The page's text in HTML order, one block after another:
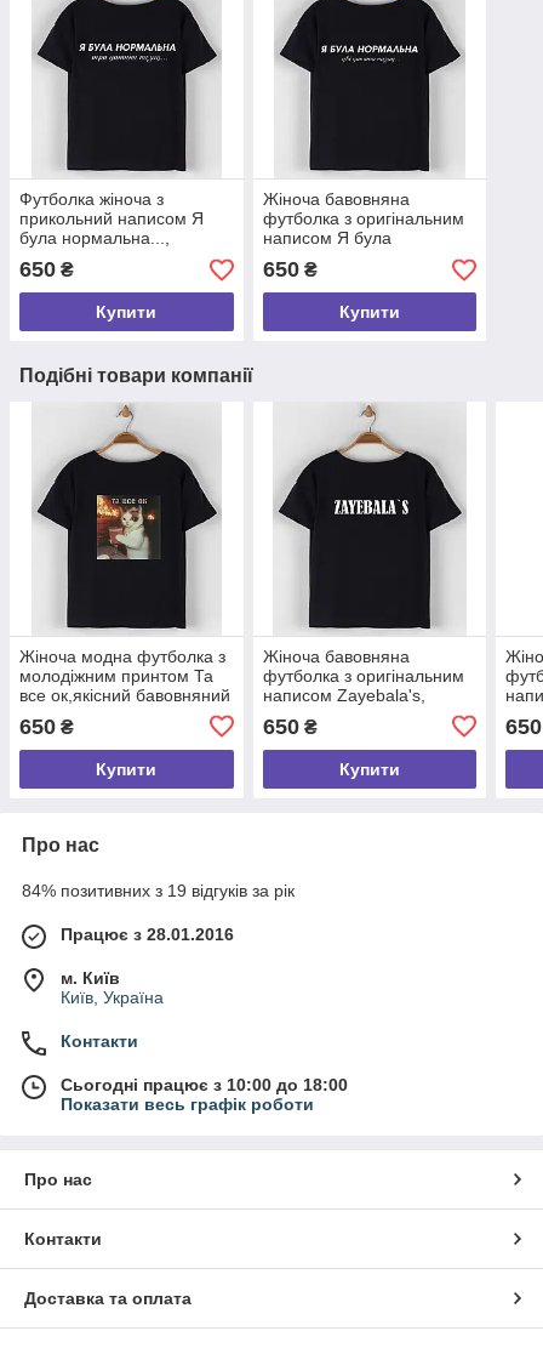
Футболка жіноча з
прикольний написом Я
була нормальна...,
молодіжний бавовняний
одяг розмір S
650 ₴
Купити
Жіноча бавовняна
футболка з оригінальним
написом Я була
нормальна..., молодіжний
одяг розмір S
650₴
Купити
Подібні товари компанії
Жіноча модна футболка з
молодіжним принтом Та
все ок,якісний бавовняний
650 ₴
Купити
Жіноча бавовняна
футболка з оригінальним
написом Zayebala's,
молодіжний одяг розмір S
650₴
Купити
650
Про нас
84% позитивних з 19 відгуків за рік
Працює з 28.01.2016
м. Київ
Київ, Україна
Контакти
Сьогодні працює з 10:00 до 18:00
Показати весь графік роботи
Про нас
Контакти
Доставка та оплата